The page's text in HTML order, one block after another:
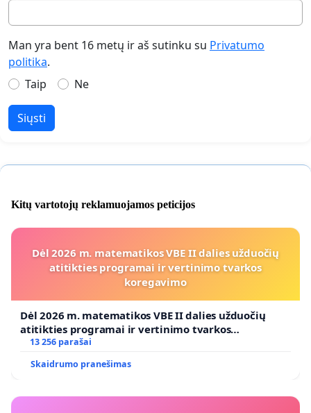
Man yra bent 16 metų ir aš sutinku su Privatumo
politika.
Taip
Ne
Siųsti
Kitų vartotojų reklamuojamos peticijos
Dėl 2026 m. matematikos VBE II dalies užduočių
atitikties programai ir vertinimo tvarkos
koregavimo
Dėl 2026 m. matematikos VBE II dalies užduočių
atitikties programai ir vertinimo tvarkos
koregavimo
13 256 parašai
Skaidrumo pranešimas